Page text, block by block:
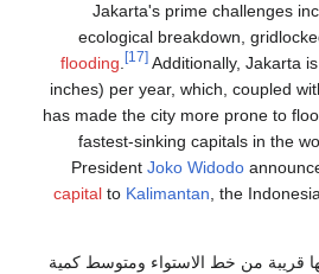
Jakarta's prime challenges
ecological breakdown,
flooding. [17] Additionally, Jakarta
inches) per year, which, coupled
has made the city more prone to
fastest-sinking capitals in the
President Joko Widodo
capital to Kalimantan, the
قريبة من خط الاستواء ومتوسط كمية